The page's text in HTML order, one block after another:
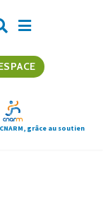
grâce au soutien